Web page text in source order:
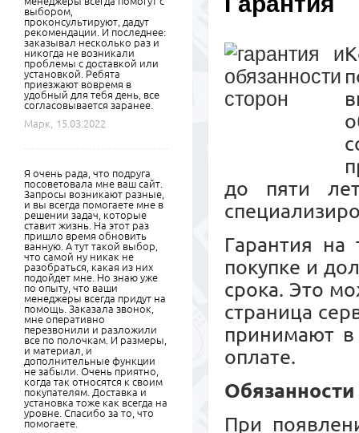
до пяти
Гарантия на
покупке и
срока. Это
страница
принимают в
оплате.
Обязанности
При
выбором,
проконсультируют, дадут
рекомендации. И последнее:
заказывал несколько раз и
никогда не возникали
проблемы с доставкой или
установкой. Ребята
приезжают вовремя в
удобный для тебя день, все
согласовывается заранее.
Марк,
15.03.2022
Я очень рада, что подруга
посоветовала мне ваш сайт.
Запросы возникают разные,
и вы всегда помогаете мне в
решении задач, которые
ставит жизнь. На этот раз
пришло время обновить
ванную. А тут такой выбор,
что самой ну никак не
разобраться, какая из них
подойдет мне. Но знаю уже
по опыту, что ваши
менеджеры всегда придут на
помощь. Заказала звонок,
мне оперативно
перезвонили и разложили
все по полочкам. И размеры,
и материал, и
дополнительные функции
не забыли. Очень приятно,
когда так относятся к своим
покупателям. Доставка и
установка тоже как всегда на
уровне. Спасибо за то, что
помогаете.